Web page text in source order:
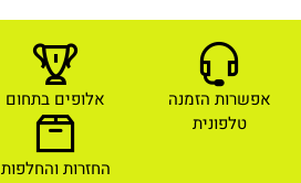
אפשרות הזמנה
טלפונית
אלופים בתחום
החזרות והחלפות